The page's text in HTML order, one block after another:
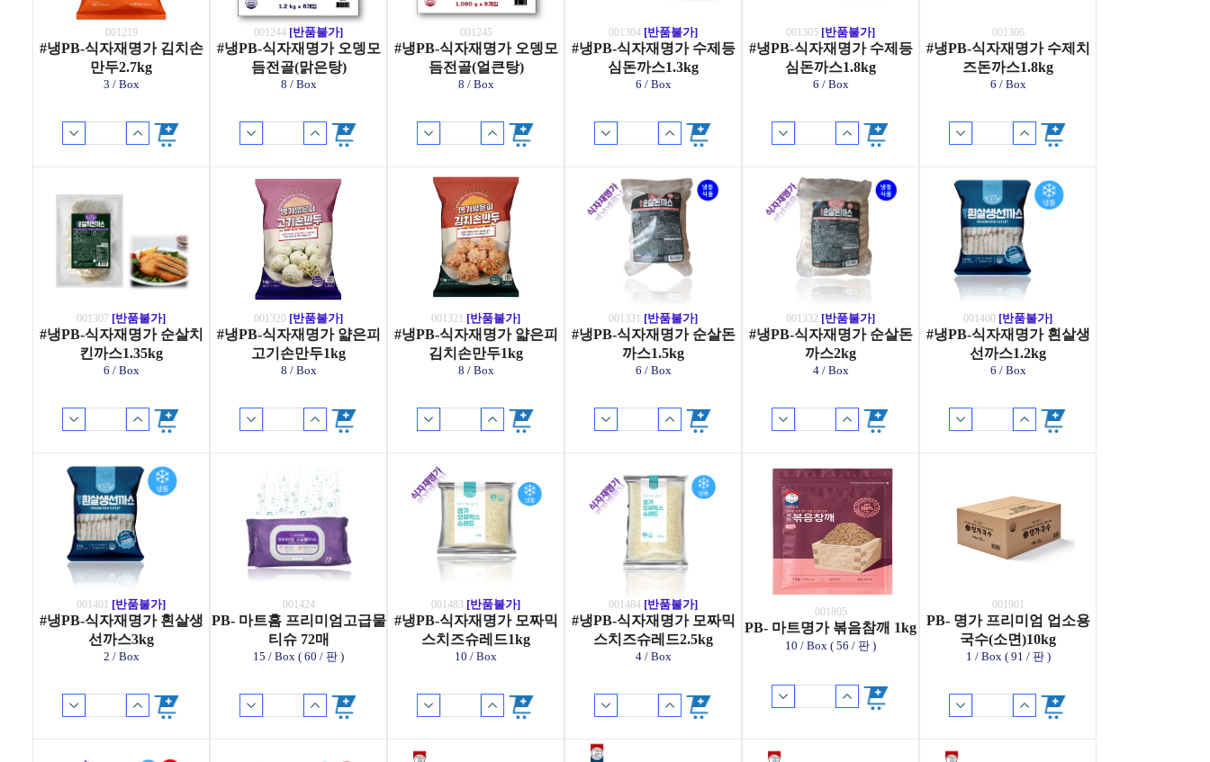
001219
#냉PB-식자재명가 김치손
만두2.7kg
3 / Box
001244 [반품불가]
#냉PB-식자재명가 오뎅모
듬전골(맑은탕)
8 / Box
001245
#냉PB-식자재명가 오뎅모
듬전골(얼큰탕)
8 / Box
001304 [반품불가]
#냉PB-식자재명가 수제등
심돈까스1.3kg
6 / Box
001305 [반품불가]
#냉PB-식자재명가 수제등
심돈까스1.8kg
6 / Box
001306
#냉PB-식자재명가 수제치
즈돈까스1.8kg
6 / Box
001307 [반품불가]
#냉PB-식자재명가 순살치
킨까스1.35kg
6 / Box
001320 [반품불가]
#냉PB-식자재명가 얇은피
고기손만두1kg
8 / Box
001321 [반품불가]
#냉PB-식자재명가 얇은피
김치손만두1kg
8 / Box
001331 [반품불가]
#냉PB-식자재명가 순살돈
까스1.5kg
6 / Box
001332 [반품불가]
#냉PB-식자재명가 순살돈
까스2kg
4 / Box
001400 [반품불가]
#냉PB-식자재명가 흰살생
선까스1.2kg
6 / Box
001401 [반품불가]
#냉PB-식자재명가 흰살생
선까스3kg
2 / Box
001424
PB- 마트홈 프리미엄고급물
티슈 72매
15 / Box ( 60 / 판 )
001483 [반품불가]
#냉PB-식자재명가 모짜믹
스치즈슈레드1kg
10 / Box
001484 [반품불가]
#냉PB-식자재명가 모짜믹
스치즈슈레드2.5kg
4 / Box
001805
PB- 마트명가 볶음참깨 1kg
10 / Box ( 56 / 판 )
001901
PB- 명가 프리미엄 업소용
국수(소면)10kg
1 / Box ( 91 / 판 )